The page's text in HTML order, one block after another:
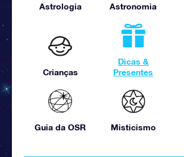
Astrologia Astronomia
Crianças
Dicas &
Presentes
Guia da OSR Misticismo